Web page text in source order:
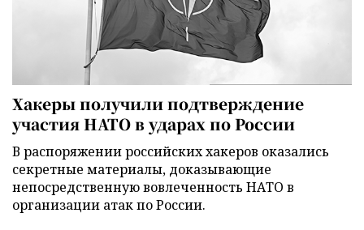
Хакеры получили подтверждение
участия НАТО в ударах по России
В распоряжении российских хакеров оказались
секретные материалы, доказывающие
непосредственную вовлеченность НАТО в
организации атак по России.